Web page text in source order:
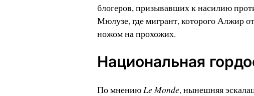
блогеров, призывавших к насилию
Мюлузе, где мигрант, которого Алжир
ножом на прохожих.
Национальная
По мнениюLeMonde, нынешняя